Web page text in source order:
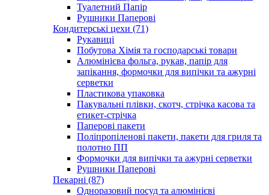
Туалетний Папір
Рушники Паперові
Кондитерські цехи (71)
Рукавиці
Побутова Хімія та господарські товари
Алюмінієва фольга, рукав, папір для
запікання, формочки для випічки та ажурні
серветки
Пластикова упаковка
Пакувальні плівки, скотч, стрічка касова та
етикет-стрічка
Паперові пакети
Поліпропіленові пакети, пакети для гриля та
полотно ПП
Формочки для випічки та ажурні серветки
Рушники Паперові
Пекарні (87)
Одноразовий посуд та алюмінієві